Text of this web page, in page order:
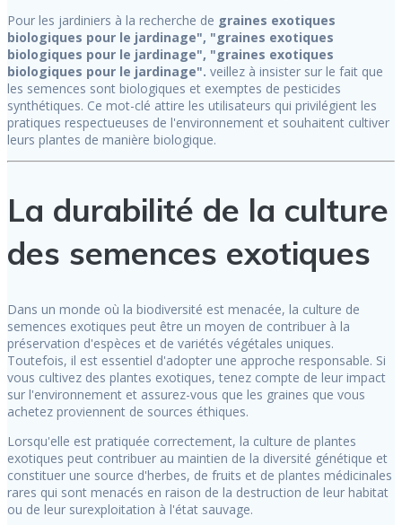
Pour les jardiniers à la recherche de graines exotiques
biologiques pour le jardinage", "graines exotiques
biologiques pour le jardinage", "graines exotiques
biologiques pour le jardinage". veillez à insister sur le fait que
les semences sont biologiques et exemptes de pesticides
synthétiques. Ce mot-clé attire les utilisateurs qui privilégient les
pratiques respectueuses de l'environnement et souhaitent cultiver
leurs plantes de manière biologique.
La durabilité de la culture
des semences exotiques
Dans un monde où la biodiversité est menacée, la culture de
semences exotiques peut être un moyen de contribuer à la
préservation d'espèces et de variétés végétales uniques.
Toutefois, il est essentiel d'adopter une approche responsable. Si
vous cultivez des plantes exotiques, tenez compte de leur impact
sur l'environnement et assurez-vous que les graines que vous
achetez proviennent de sources éthiques.
Lorsqu'elle est pratiquée correctement, la culture de plantes
exotiques peut contribuer au maintien de la diversité génétique et
constituer une source d'herbes, de fruits et de plantes médicinales
rares qui sont menacés en raison de la destruction de leur habitat
ou de leur surexploitation à l'état sauvage.